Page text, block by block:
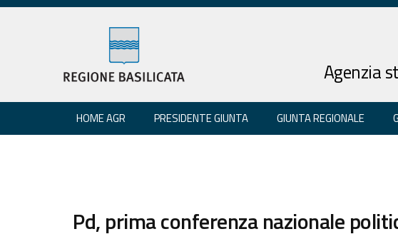
Agenzia
HOME AGR PRESIDENTE GIUNTA GIUNTA REGIONALE
Pd, prima conferenza nazionale